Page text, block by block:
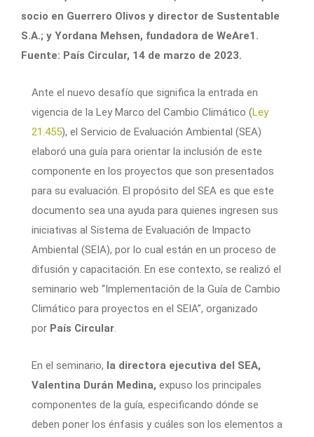
socio en Guerrero Olivos y director de Sustentable
S.A.; y Yordana Mehsen, fundadora de WeAre1.
Fuente: País Circular, 14 de marzo de 2023.
Ante el nuevo desafío que significa la entrada en
vigencia de la Ley Marco del Cambio Climático (Ley
21.455), el Servicio de Evaluación Ambiental (SEA)
elaboró una guía para orientar la inclusión de este
componente en los proyectos que son presentados
para su evaluación. El propósito del SEA es que este
documento sea una ayuda para quienes ingresen sus
iniciativas al Sistema de Evaluación de Impacto
Ambiental (SEIA), por lo cual están en un proceso de
difusión y capacitación. En ese contexto, se realizó el
seminario web “Implementación de la Guía de Cambio
Climático para proyectos en el SEIA”, organizado
por País Circular.
En el seminario, la directora ejecutiva del SEA,
Valentina Durán Medina, expuso los principales
componentes de la guía, especificando dónde se
deben poner los énfasis y cuáles son los elementos a